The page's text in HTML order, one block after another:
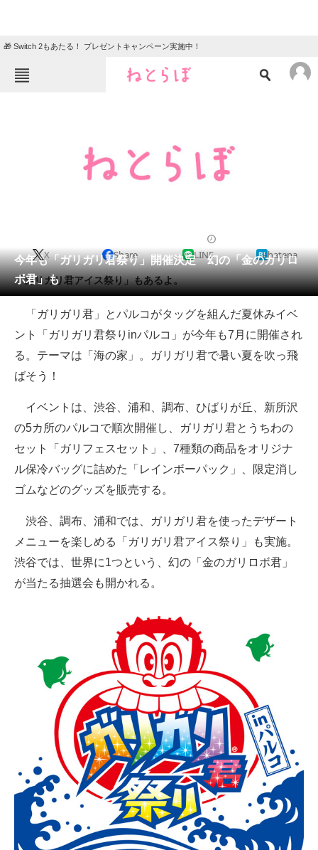
🎁 Switch 2もあたる！ プレゼントキャンペーン実施中！
クイズ
地域
会員記事
メディア
注目記事を集めた総合ページ
ITの今と未来を見通す
スマホと通信の最新トレンド
進化するPCとデバイスの未来
ビジネスと働き方のヒント
経営リーダーのコミュニティ
ITエンジニア向け専門サイト
企業向けIT製品の総合サイト
IT製品の技術・比較・事例
製造業のIT導入・活用を支援
モノづくり技術者専門サイト
エレクトロニクス専門サイト
電子設計の基本と応用
エネルギーの専門メディア
今年も「ガリガリ君祭り」開催決定 幻の「金のガリロ
ボ君」も
X Share LINE hatena
「ガリガリ君アイス祭り」もあるよ。
「ガリガリ君」とパルコがタッグを組んだ夏休みイベ
ント「ガリガリ君祭りinパルコ」が今年も7月に開催され
る。テーマは「海の家」。ガリガリ君で暑い夏を吹っ飛
ばそう！
イベントは、渋谷、浦和、調布、ひばりが丘、新所沢
の5カ所のパルコで順次開催し、ガリガリ君とうちわの
セット「ガリフェスセット」、7種類の商品をオリジナ
ル保冷バッグに詰めた「レインボーパック」、限定消し
ゴムなどのグッズを販売する。
渋谷、調布、浦和では、ガリガリ君を使ったデザート
メニューを楽しめる「ガリガリ君アイス祭り」も実施。
渋谷では、世界に1つという、幻の「金のガリロボ君」
が当たる抽選会も開かれる。